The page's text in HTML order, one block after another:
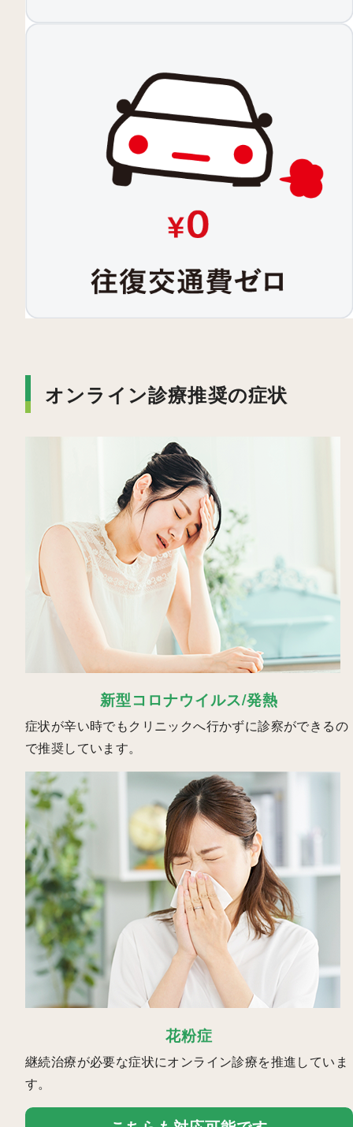
オンライン診療推奨の症状
新型コロナウイルス/発熱
症状が辛い時でもクリニックへ行かずに診察ができるの
で推奨しています。
花粉症
継続治療が必要な症状にオンライン診療を推進していま
す。